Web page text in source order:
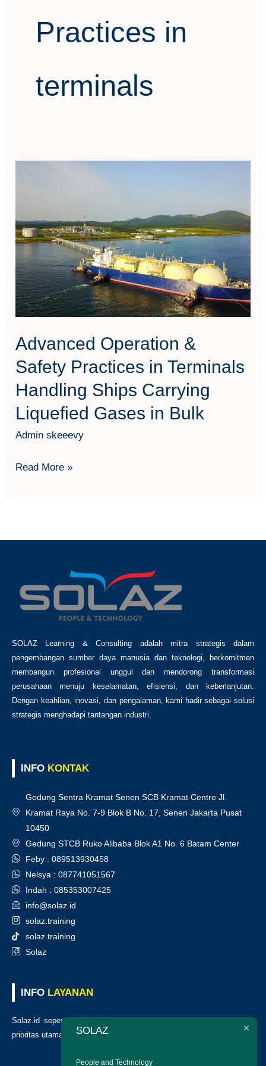
Practices in
terminals
Advanced Operation &
Safety Practices in Terminals
Handling Ships Carrying
Liquefied Gases in Bulk
Admin skeeevy
Safety
Practices
in
Terminals
Handling
Ships
Carrying
Liquefied
Gases
in
Bulk
Read More »
SOLAZ Learning & Consulting adalah mitra strategis dalam
pengembangan sumber daya manusia dan teknologi, berkomitmen
membangun profesional unggul dan mendorong transformasi
perusahaan menuju keselamatan, efisiensi, dan keberlanjutan.
Dengan keahlian, inovasi, dan pengalaman, kami hadir sebagai solusi
strategis menghadapi tantangan industri.
INFO KONTAK
Gedung Sentra Kramat Senen SCB Kramat Centre Jl.
Kramat Raya No. 7-9 Blok B No. 17, Senen Jakarta Pusat
10450
Gedung STCB Ruko Alibaba Blok A1 No. 6 Batam Center
Feby : 089513930458
Nelsya : 087741051567
Indah : 085353007425
info@solaz.id
solaz.training
solaz.training
Solaz
INFO LAYANAN
Solaz.id sepenuh hati melayani klien kami, kepuasan anda adalah
prioritas utama kami. Berikut daftar layanan kami
SOLAZ
People and Technology